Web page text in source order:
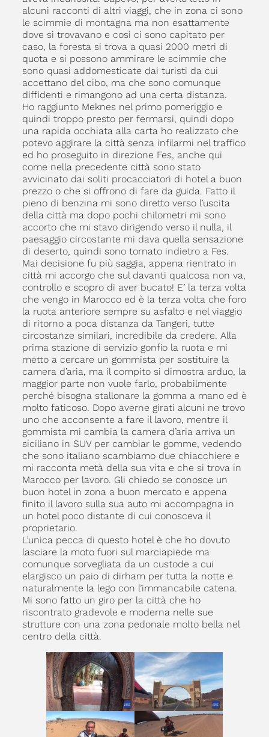
alcuni racconti di altri viaggi, che in zona ci sono
le scimmie di montagna ma non esattamente
dove si trovavano e così ci sono capitato per
caso, la foresta si trova a quasi 2000 metri di
quota e si possono ammirare le scimmie che
sono quasi addomesticate dai turisti da cui
accettano del cibo, ma che sono comunque
diffidenti e rimangono ad una certa distanza.
Ho raggiunto Meknes nel primo pomeriggio e
quindi troppo presto per fermarsi, quindi dopo
una rapida occhiata alla carta ho realizzato che
potevo aggirare la città senza infilarmi nel traffico
ed ho proseguito in direzione Fes, anche qui
come nella precedente città sono stato
avvicinato dai soliti procacciatori di hotel a buon
prezzo o che si offrono di fare da guida. Fatto il
pieno di benzina mi sono diretto verso l’uscita
della città ma dopo pochi chilometri mi sono
accorto che mi stavo dirigendo verso il nulla, il
paesaggio circostante mi dava quella sensazione
di deserto, quindi sono tornato indietro a Fes.
Mai decisione fu più saggia, appena rientrato in
città mi accorgo che sul davanti qualcosa non va,
controllo e scopro di aver bucato! E’ la terza volta
che vengo in Marocco ed è la terza volta che foro
la ruota anteriore sempre su asfalto e nel viaggio
di ritorno a poca distanza da Tangeri, tutte
circostanze similari, incredibile da credere. Alla
prima stazione di servizio gonfio la ruota e mi
metto a cercare un gommista per sostituire la
camera d’aria, ma il compito si dimostra arduo, la
maggior parte non vuole farlo, probabilmente
perché bisogna stallonare la gomma a mano ed è
molto faticoso. Dopo averne girati alcuni ne trovo
uno che acconsente a fare il lavoro, mentre il
gommista mi cambia la camera d’aria arriva un
siciliano in SUV per cambiar le gomme, vedendo
che sono italiano scambiamo due chiacchiere e
mi racconta metà della sua vita e che si trova in
Marocco per lavoro. Gli chiedo se conosce un
buon hotel in zona a buon mercato e appena
finito il lavoro sulla sua auto mi accompagna in
un hotel poco distante di cui conosceva il
proprietario.
L’unica pecca di questo hotel è che ho dovuto
lasciare la moto fuori sul marciapiede ma
comunque sorvegliata da un custode a cui
elargisco un paio di dirham per tutta la notte e
naturalmente la lego con l’immancabile catena.
Mi sono fatto un giro per la città che ho
riscontrato gradevole e moderna nelle sue
strutture con una zona pedonale molto bella nel
centro della città.